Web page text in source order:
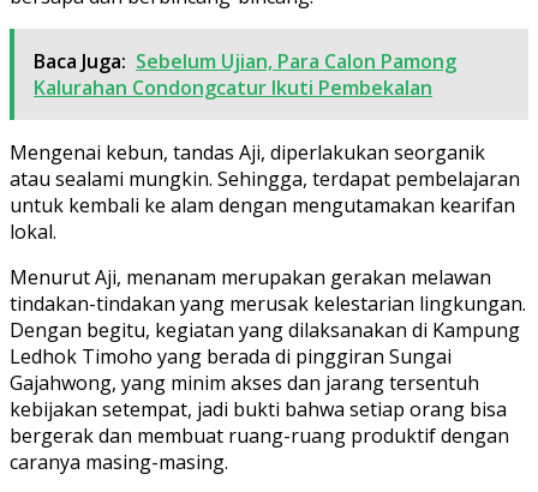
Baca Juga: Sebelum Ujian, Para Calon Pamong
Kalurahan Condongcatur Ikuti Pembekalan
Mengenai kebun, tandas Aji, diperlakukan seorganik
atau sealami mungkin. Sehingga, terdapat pembelajaran
untuk kembali ke alam dengan mengutamakan kearifan
lokal.
Menurut Aji, menanam merupakan gerakan melawan
tindakan-tindakan yang merusak kelestarian lingkungan.
Dengan begitu, kegiatan yang dilaksanakan di Kampung
Ledhok Timoho yang berada di pinggiran Sungai
Gajahwong, yang minim akses dan jarang tersentuh
kebijakan setempat, jadi bukti bahwa setiap orang bisa
bergerak dan membuat ruang-ruang produktif dengan
caranya masing-masing.